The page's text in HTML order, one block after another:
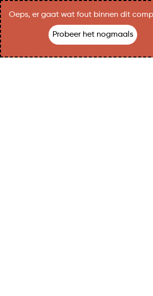
Oeps, er gaat wat fout binnen dit
Probeer het nogmaals